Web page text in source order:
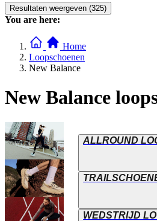
Resultaten weergeven (325)
You are here:
Home
Loopschoenen
New Balance
New Balance
ALLROUND
WEDSTRIJD